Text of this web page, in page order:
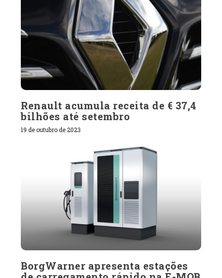
Renault acumula receita de € 37,4
bilhões até setembro
19 de outubro de 2023
BorgWarner apresenta estações